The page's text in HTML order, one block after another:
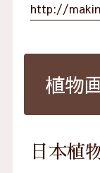
http://
植物
日本植